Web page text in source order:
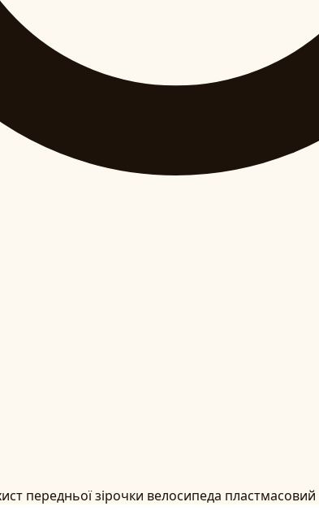
передньої зірочки велосипеда пластмасовий